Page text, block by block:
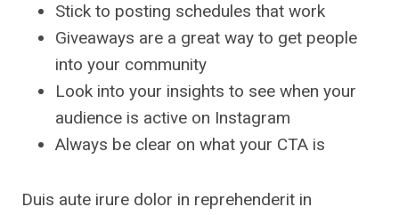
Stick to posting schedules that work
Giveaways are a great way to get people
into your community
Look into your insights to see when your
audience is active on Instagram
Always be clear on what your CTA is
Duis aute irure dolor in reprehenderit in